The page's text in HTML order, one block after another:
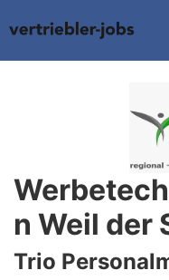
n Weil der
Trio